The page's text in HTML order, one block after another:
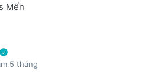
Mến
5 tháng